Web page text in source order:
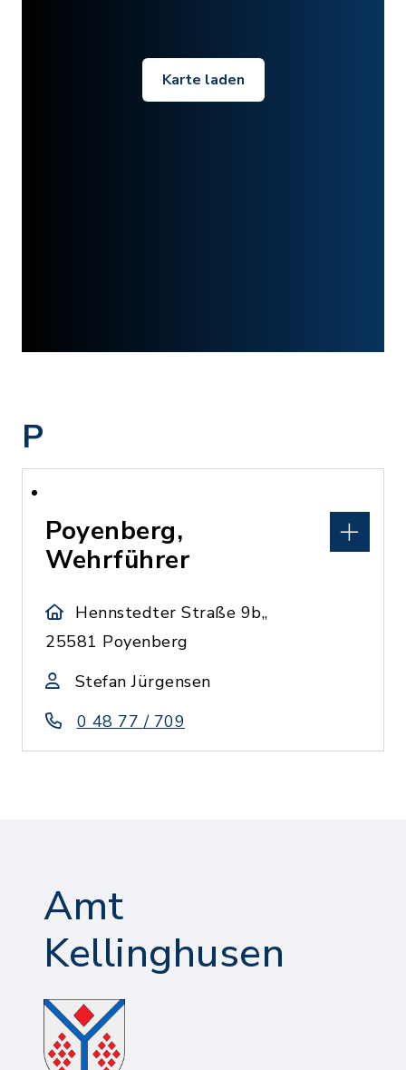
Karte laden
P
Poyenberg,
Wehrführer
Hennstedter Straße 9b,,
25581 Poyenberg
Stefan Jürgensen
0 48 77 / 709
Amt
Kellinghusen